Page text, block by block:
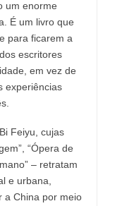
um enorme
É um livro que
para ficarem a
escritores
em vez de
experiências
Feiyu, cujas
“Ópera de
– retratam
e urbana,
a China por meio